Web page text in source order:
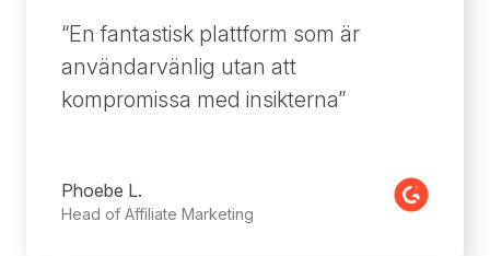
En fantastisk plattform som är
användarvänlig utan att
kompromissa med insikterna
Phoebe L.
Head of Affiliate Marketing